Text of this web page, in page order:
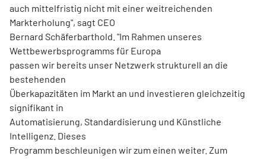
auch mittelfristig nicht mit einer weitreichenden
Markterholung", sagt CEO
Bernard Schäferbarthold. "Im Rahmen unseres
Wettbewerbsprogramms für Europa
passen wir bereits unser Netzwerk strukturell an die
bestehenden
Überkapazitäten im Markt an und investieren gleichzeitig
signifikant in
Automatisierung, Standardisierung und Künstliche
Intelligenz. Dieses
Programm beschleunigen wir zum einen weiter. Zum